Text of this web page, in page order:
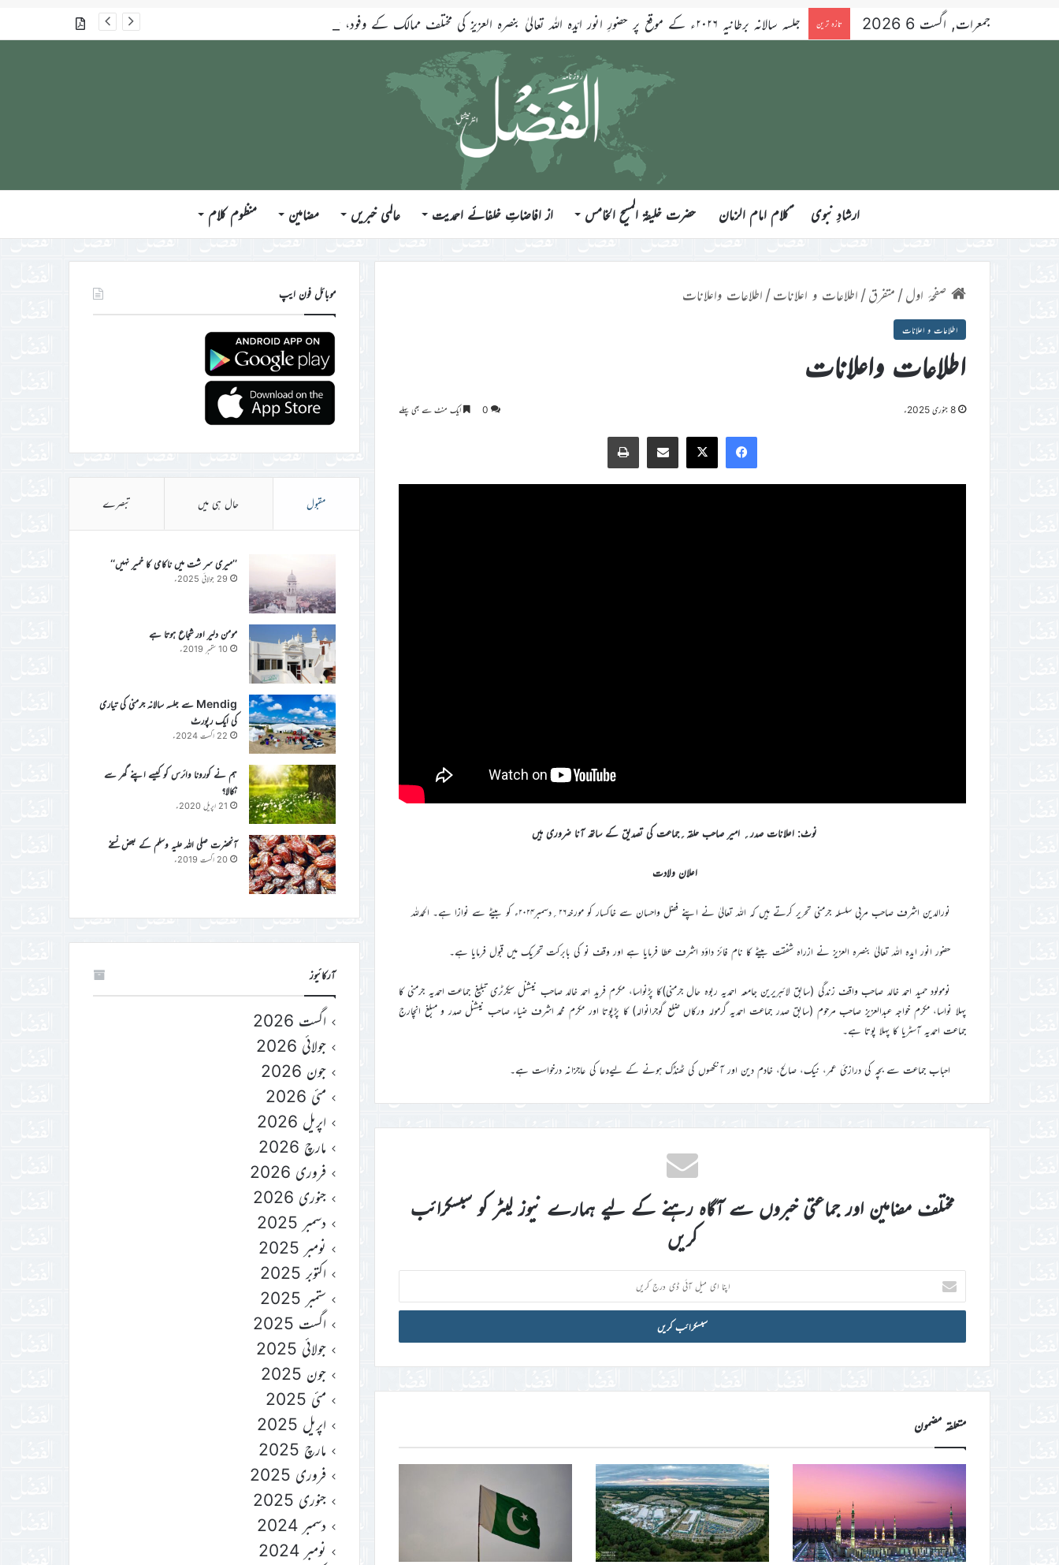
جمعرات, اگست 6 2026 تازہ ترین گذشتہ شمارے
ارشادِ نبوی ؑکلام امام الزمان حضرت خلیفۃ المسیح الخامس از افاضاتِ خلفائے احمدیت عالمی خبریں مضامین منظوم کلام
صفحۂ اول/ متفرق/ اطلاعات و اعلانات/ اطلاعات واعلانات
اطلاعات و اعلانات
اطلاعات واعلانات
8 جنوری 2025ء 0 ایک منٹ سے بھی پہلے
Facebook
X
Share via Email
Print
نوٹ: اعلانات صدر؍ امیر صاحب حلقہ؍جماعت کی تصدیق کے ساتھ آنا ضروری ہیں
اعلان ولادت
نورالدین اشرف صاحب مربی سلسلہ جرمنی تحریر کرتے ہیں کہ اللہ تعالیٰ نے اپنے فضل واحسان سے خاکسار کو مورخہ۲۶؍دسمبر۲۰۲۴ء کو بیٹے سے نوازا ہے۔ الحمدللہ
حضور انور ایدہ اللہ تعالیٰ بنصرہ العزیز نے ازراہ شفقت بیٹے کا نام فائز داؤد اشرف عطا فرمایا ہے اور وقف نو کی بابرکت تحریک میں قبول فرمایا ہے۔
نومولود حمید احمد خالد صاحب واقف زندگی (سابق لائبریرین جامعہ احمدیہ ربوہ حال جرمنی)کا پڑنواسا، مکرم فرید احمد خالد صاحب نیشنل سیکرٹری تبلیغ جماعت احمدیہ جرمنی کا
پہلا نواسا، مکرم خواجہ عبدالعزیز صاحب مرحوم (سابق صدر جماعت احمدیہ گرمولہ ورکاں ضلع گوجرانوالہ) کا پڑپوتا اور مکرم محمد اشرف ضیاء صاحب نیشنل صدر و مبلغ انچارج
جماعت احمدیہ آسٹریا کا پہلا پوتا ہے۔
احباب جماعت سے بچہ کی درازئ عمر، نیک، صالح، خادم دین اور آنکھوں کی ٹھنڈک ہونے کے ليےدعا کی عاجزانہ درخواست ہے۔
مختلف مضامین اور جماعتی خبروں سے آگاہ رہنے کے لیے ہمارے نیوز لیٹر کو سبسکرائب
کریں
اپنا
ای
میل
ڈی
متعلقہ مضمون
موبائل فون ایپ
مقبول حال ہی میں تبصرے
’’میری سر شت میں ناکامی کا خمیر نہیں‘‘
29 جولائی 2025ء
مومن دلیر اور شجاع ہوتا ہے
10 ستمبر 2019ء
Mendig سے جلسہ سالانہ جرمنی کی تیاری
کی ایک رپورٹ
22 اگست 2024ء
ہم نے کورونا وائرس کو کیسے اپنے گھر سے
نکالا؟
21 اپریل 2020ء
آنحضرت صلی اللہ علیہ وسلم کے بعض نسخے
20 اگست 2019ء
آرکائیوز
اگست 2026
جولائی 2026
جون 2026
مئی 2026
اپریل 2026
مارچ 2026
فروری 2026
جنوری 2026
دسمبر 2025
نومبر 2025
اکتوبر 2025
ستمبر 2025
اگست 2025
جولائی 2025
جون 2025
مئی 2025
اپریل 2025
مارچ 2025
فروری 2025
جنوری 2025
دسمبر 2024
نومبر 2024